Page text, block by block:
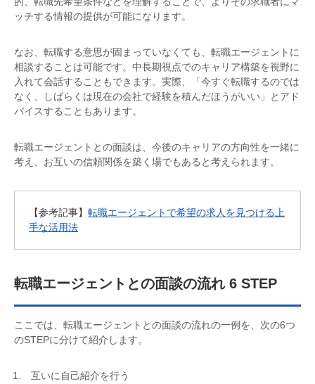
ッチする情報の提供が可能になります。
なお、転職する意思が固まっていなくても、転職エージェントに
相談することは可能です。中長期視点でのキャリア構築を視野に
入れて会話することもできます。実際、「今すぐ転職するのでは
なく、しばらくは現在の会社で経験を積んだほうがいい」とアド
バイスすることもあります。
転職エージェントとの面談は、今後のキャリアの方向性を一緒に
考え、お互いの信頼関係を築く場でもあると考えられます。
【参考記事】 転職エージェントで希望の求人を見つける上
手な活用法
転職エージェントとの面談の流れ 6 STEP
ここでは、転職エージェントとの面談の流れの一例を、次の6つ
のSTEPに分けて紹介します。
互いに自己紹介を行う